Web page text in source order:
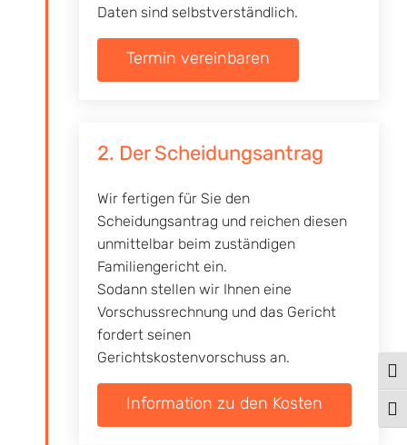
Daten sind selbstverständlich.
Termin vereinbaren
2. Der Scheidungsantrag
Wir fertigen für Sie den
Scheidungsantrag und reichen diesen
unmittelbar beim zuständigen
Familiengericht ein.
Sodann stellen wir Ihnen eine
Vorschussrechnung und das Gericht
fordert seinen
Gerichtskostenvorschuss an.
Information zu den Kosten